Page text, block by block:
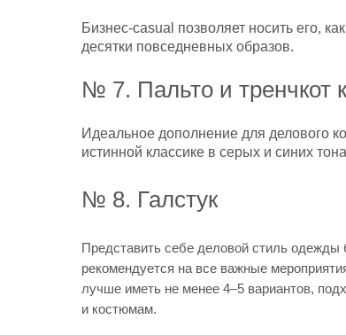
Бизнес-casual позволяет носить его,
десятки повседневных образов.
№ 7. Пальто и тренчкот
Идеальное дополнение для делового
истинной классике в серых и синих
№ 8. Галстук
Представить себе деловой стиль одежды
рекомендуется на все важные
лучше иметь не менее 4–5 вариантов,
и костюмам.